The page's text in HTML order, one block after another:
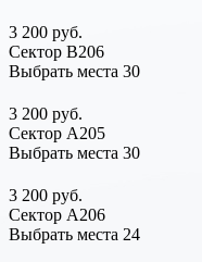
3 200 руб.
Сектор В206
Выбрать места 30
3 200 руб.
Сектор А205
Выбрать места 30
3 200 руб.
Сектор А206
Выбрать места 24